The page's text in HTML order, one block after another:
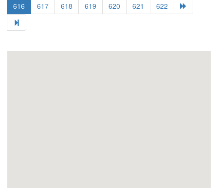
616
617 618 619 620 621 622